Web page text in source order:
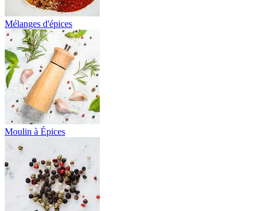
Mélanges d'épices
Moulin à Épices